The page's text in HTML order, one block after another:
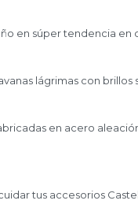
en súper tendencia en
lágrimas con
en acero
tus accesorios